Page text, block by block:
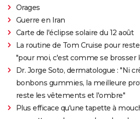
Orages
Guerre en Iran
Carte de l'éclipse solaire du 12 août
La routine de Tom Cruise pour
"pour moi, c'est comme se brosser
Dr. Jorge Soto, dermatologue : "Ni
bonbons gummies, la meilleure
reste les vêtements et l'ombre"
Plus efficace qu'une tapette à